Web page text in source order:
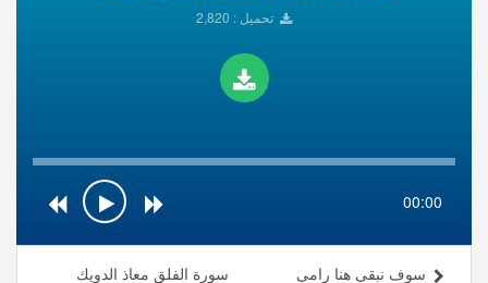
تحميل : 2,820
00:00
سورة الفلق معاذ الدويك
سوف نبقى هنا رامى